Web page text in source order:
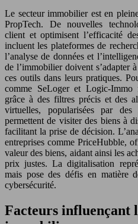
Le secteur immobilier est en
PropTech. De nouvelles
client et optimisent l’efficacité
incluent les plateformes de
l’analyse de données et
de l’immobilier doivent s’adapter
ces outils dans leurs pratiques.
comme SeLoger et Logic-
grâce à des filtres précis et des
virtuelles, popularisées par des
permettent de visiter des biens à
facilitant la prise de décision.
entreprises comme PriceHubble,
valeur des biens, aidant ainsi les
prix justes. La digitalisation
mais pose des défis en matière
cybersécurité.
Facteurs influençant